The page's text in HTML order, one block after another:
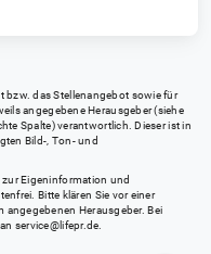
bzw. das Stellenangebot sowie für
angegebene Herausgeber (siehe
Spalte) verantwortlich. Dieser ist in
Bild-, Ton- und
Eigeninformation und
Bitte klären Sie vor einer
Herausgeber. Bei
service@lifepr.de